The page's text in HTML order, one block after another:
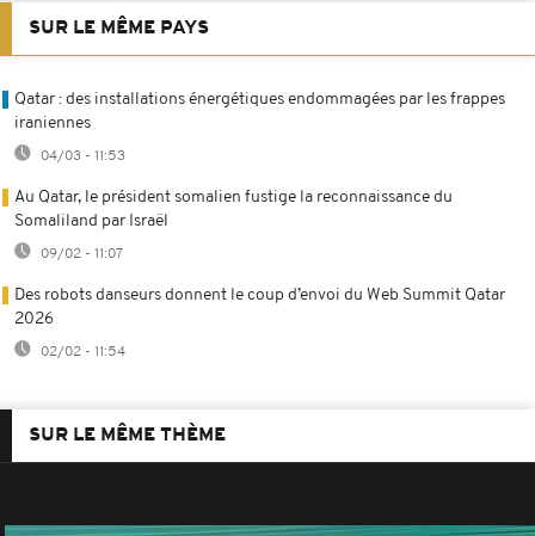
SUR LE MÊME PAYS
Qatar : des installations énergétiques endommagées par les frappes
iraniennes
04/03 - 11:53
Au Qatar, le président somalien fustige la reconnaissance du
Somaliland par Israël
09/02 - 11:07
Des robots danseurs donnent le coup d’envoi du Web Summit Qatar
2026
02/02 - 11:54
SUR LE MÊME THÈME